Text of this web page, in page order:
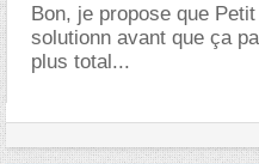
Bon, je propose que
solutionn avant que ça
plus total...